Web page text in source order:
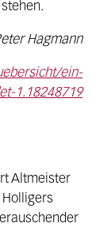
Hagmann
ein-
1.18248719
Altmeister
Holligers